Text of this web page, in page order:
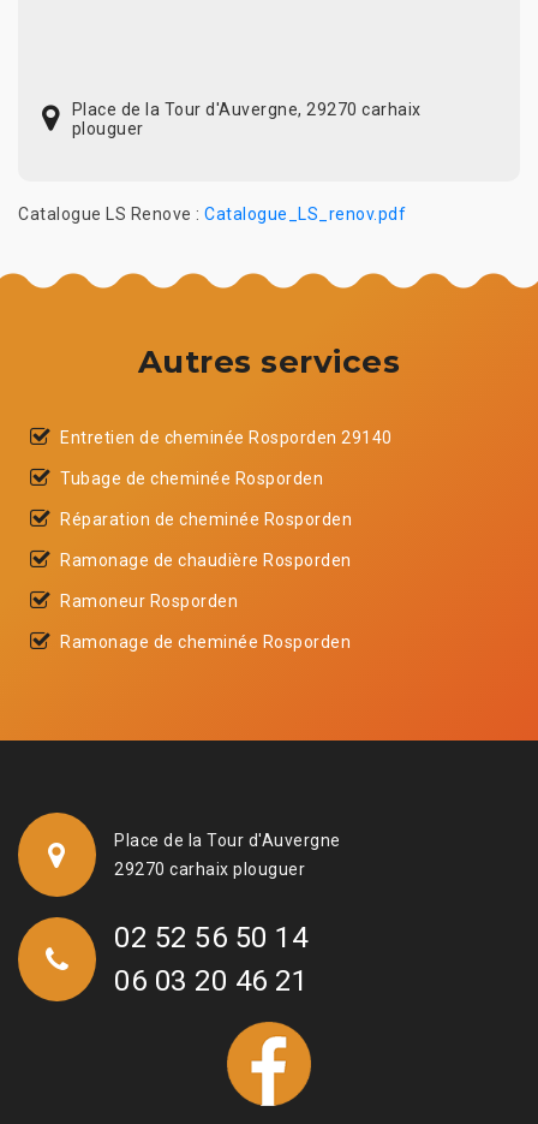
Place de la Tour d'Auvergne, 29270 carhaix
plouguer
Catalogue LS Renove : Catalogue_LS_renov.pdf
Autres services
Entretien de cheminée Rosporden 29140
Tubage de cheminée Rosporden
Réparation de cheminée Rosporden
Ramonage de chaudière Rosporden
Ramoneur Rosporden
Ramonage de cheminée Rosporden
Place de la Tour d'Auvergne
29270 carhaix plouguer
02 52 56 50 14
06 03 20 46 21